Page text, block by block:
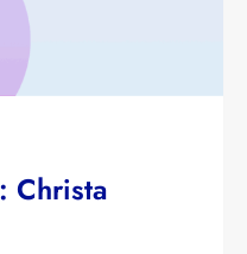
Christa